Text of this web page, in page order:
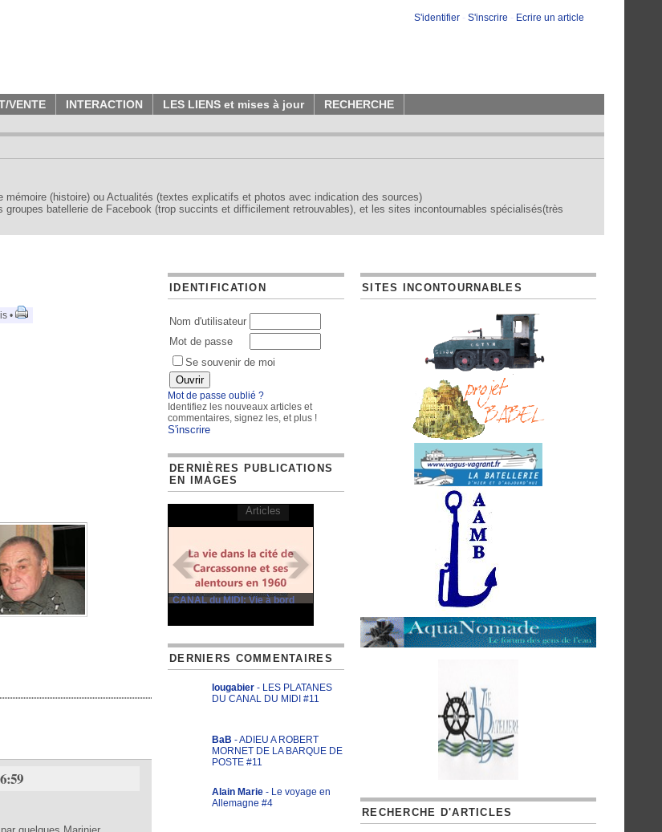
S'identifier - S'inscrire - Ecrire un article
VENTE INTERACTION LES LIENS et mises à jour RECHERCHE
(histoire) ou Actualités (textes explicatifs et photos avec indication des sources)
batellerie de Facebook (trop succints et difficilement retrouvables), et les sites incontournables spécialisés(très
•
IDENTIFICATION
Nom d'utilisateur
Mot de passe
Se souvenir de moi
Mot de passe oublié ?
Identifiez les nouveaux articles et
commentaires, signez les, et plus !
S'inscrire
DERNIÈRES PUBLICATIONS
EN IMAGES
CANAL du MIDI: Vie à bord
Articles
DERNIERS COMMENTAIRES
lougabier - LES PLATANES
DU CANAL DU MIDI #11
BaB - ADIEU A ROBERT
MORNET DE LA BARQUE DE
POSTE #11
Alain Marie - Le voyage en
Allemagne #4
SITES INCONTOURNABLES
RECHERCHE D'ARTICLES